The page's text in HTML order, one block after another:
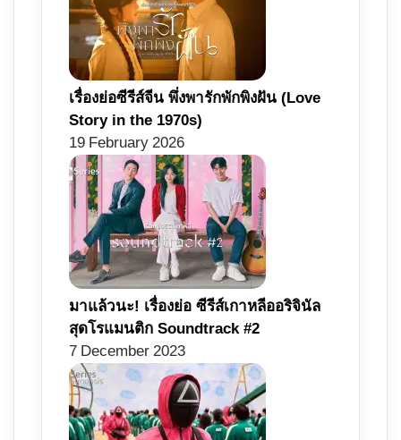
เรื่องย่อซีรีส์จีน พึ่งพารักพักพิงฝัน (Love
Story in the 1970s)
19 February 2026
มาแล้วนะ! เรื่องย่อ ซีรีส์เกาหลีออริจินัล
สุดโรแมนติก Soundtrack #2
7 December 2023